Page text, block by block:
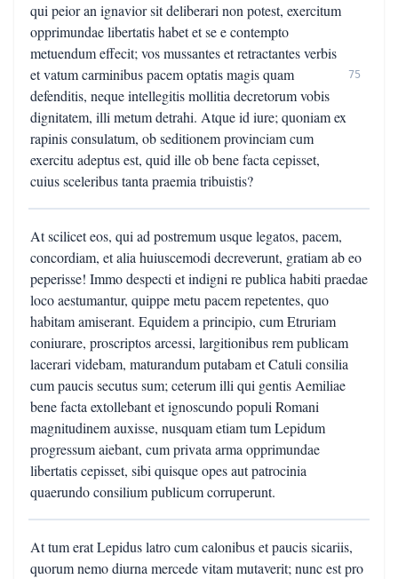
qui peior an ignavior sit deliberari non potest, exercitum
opprimundae libertatis habet et se e contempto
metuendum effecit; vos mussantes et retractantes verbis
et vatum carminibus pacem optatis magis quam
defenditis, neque intellegitis mollitia decretorum vobis
dignitatem, illi metum detrahi. Atque id iure; quoniam ex
rapinis consulatum, ob seditionem provinciam cum
exercitu adeptus est, quid ille ob bene facta cepisset,
cuius sceleribus tanta praemia tribuistis?
75
At scilicet eos, qui ad postremum usque legatos, pacem,
concordiam, et alia huiuscemodi decreverunt, gratiam ab eo
peperisse! Immo despecti et indigni re publica habiti praedae
loco aestumantur, quippe metu pacem repetentes, quo
habitam amiserant. Equidem a principio, cum Etruriam
coniurare, proscriptos arcessi, largitionibus rem publicam
lacerari videbam, maturandum putabam et Catuli consilia
cum paucis secutus sum; ceterum illi qui gentis Aemiliae
bene facta extollebant et ignoscundo populi Romani
magnitudinem auxisse, nusquam etiam tum Lepidum
progressum aiebant, cum privata arma opprimundae
libertatis cepisset, sibi quisque opes aut patrocinia
quaerundo consilium publicum corruperunt.
At tum erat Lepidus latro cum calonibus et paucis sicariis,
quorum nemo diurna mercede vitam mutaverit; nunc est pro